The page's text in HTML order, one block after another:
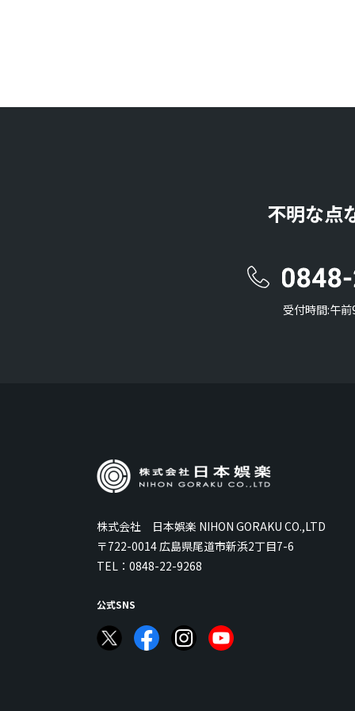
不明な点
受付時間:午
株式会社 日本娯楽 NIHON GORAKU CO.,LTD
〒722-0014 広島県尾道市新浜2丁目7-6
TEL： 0848-22-9268
公式SNS